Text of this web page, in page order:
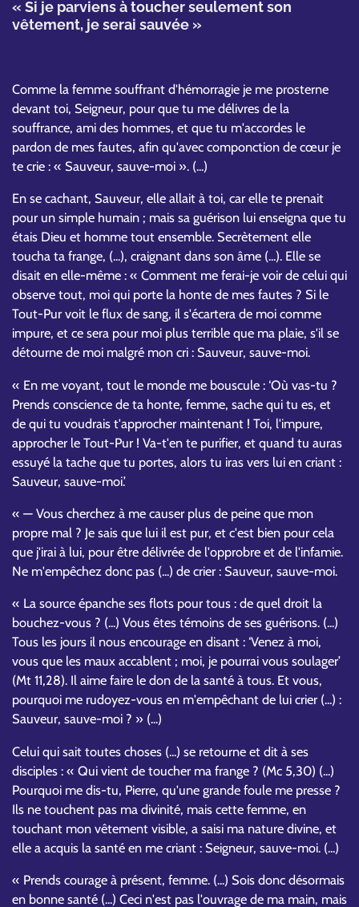
« Si je parviens à toucher seulement son
vêtement, je serai sauvée »
Comme la femme souffrant d'hémorragie je me prosterne
devant toi, Seigneur, pour que tu me délivres de la
souffrance, ami des hommes, et que tu m'accordes le
pardon de mes fautes, afin qu'avec componction de cœur je
te crie : « Sauveur, sauve-moi ». (...)
En se cachant, Sauveur, elle allait à toi, car elle te prenait
pour un simple humain ; mais sa guérison lui enseigna que tu
étais Dieu et homme tout ensemble. Secrètement elle
toucha ta frange, (...), craignant dans son âme (...). Elle se
disait en elle-même : « Comment me ferai-je voir de celui qui
observe tout, moi qui porte la honte de mes fautes ? Si le
Tout-Pur voit le flux de sang, il s'écartera de moi comme
impure, et ce sera pour moi plus terrible que ma plaie, s'il se
détourne de moi malgré mon cri : Sauveur, sauve-moi.
« En me voyant, tout le monde me bouscule : ‘Où vas-tu ?
Prends conscience de ta honte, femme, sache qui tu es, et
de qui tu voudrais t'approcher maintenant ! Toi, l'impure,
approcher le Tout-Pur ! Va-t'en te purifier, et quand tu auras
essuyé la tache que tu portes, alors tu iras vers lui en criant :
Sauveur, sauve-moi.’
« — Vous cherchez à me causer plus de peine que mon
propre mal ? Je sais que lui il est pur, et c'est bien pour cela
que j'irai à lui, pour être délivrée de l'opprobre et de l'infamie.
Ne m'empêchez donc pas (...) de crier : Sauveur, sauve-moi.
« La source épanche ses flots pour tous : de quel droit la
bouchez-vous ? (...) Vous êtes témoins de ses guérisons. (...)
Tous les jours il nous encourage en disant : ‘Venez à moi,
vous que les maux accablent ; moi, je pourrai vous soulager’
(Mt 11,28). Il aime faire le don de la santé à tous. Et vous,
pourquoi me rudoyez-vous en m'empêchant de lui crier (...) :
Sauveur, sauve-moi ? » (...)
Celui qui sait toutes choses (...) se retourne et dit à ses
disciples : « Qui vient de toucher ma frange ? (Mc 5,30) (...)
Pourquoi me dis-tu, Pierre, qu'une grande foule me presse ?
Ils ne touchent pas ma divinité, mais cette femme, en
touchant mon vêtement visible, a saisi ma nature divine, et
elle a acquis la santé en me criant : Seigneur, sauve-moi. (...)
« Prends courage à présent, femme. (...) Sois donc désormais
en bonne santé (...) Ceci n'est pas l'ouvrage de ma main, mais